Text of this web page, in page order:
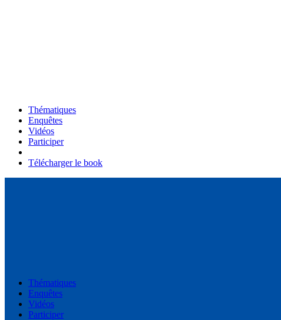
Thématiques
Enquêtes
Vidéos
Participer
Télécharger le book
Thématiques
Enquêtes
Vidéos
Participer